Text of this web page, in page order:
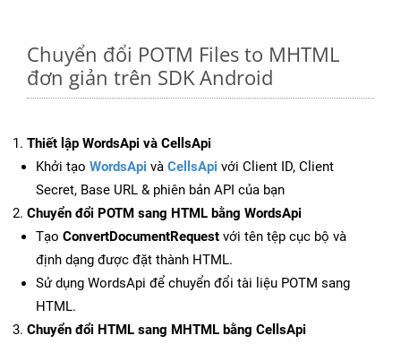
Chuyển đổi POTM Files to MHTML
đơn giản trên SDK Android
Thiết lập WordsApi và CellsApi
Khởi tạo WordsApi và CellsApi với Client ID, Client
Secret, Base URL & phiên bản API của bạn
Chuyển đổi POTM sang HTML bằng WordsApi
Tạo ConvertDocumentRequest với tên tệp cục bộ và
định dạng được đặt thành HTML.
Sử dụng WordsApi để chuyển đổi tài liệu POTM sang
HTML.
Chuyển đổi HTML sang MHTML bằng CellsApi